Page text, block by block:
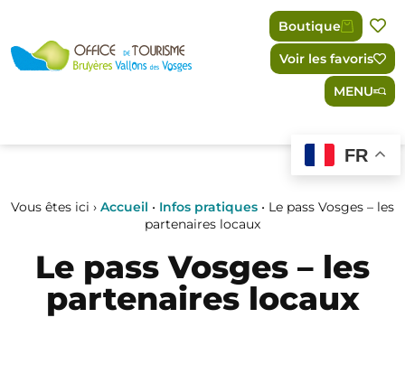
Boutique
Voir les favoris
MENU
FR
Vous êtes ici › Accueil • Infos pratiques • Le pass Vosges – les
partenaires locaux
Le pass Vosges – les
partenaires locaux